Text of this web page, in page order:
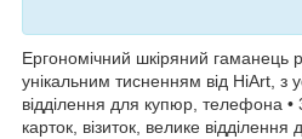
Ергономічний шкіряний гаманець
унікальним тисненням від HiArt, з
відділення для купюр, телефона •
карток, візиток, велике